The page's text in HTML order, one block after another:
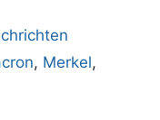
, Merkel,